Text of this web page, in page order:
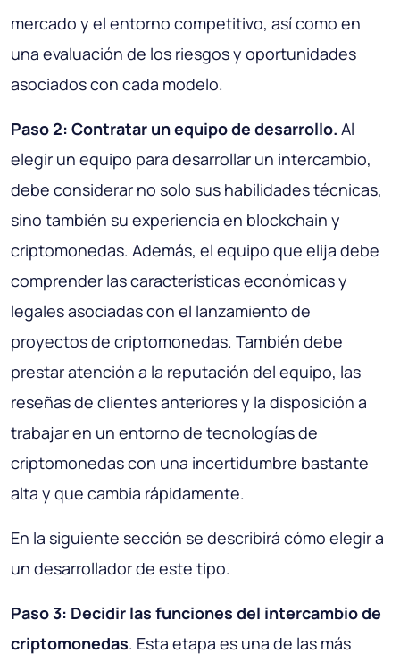
mercado y el entorno competitivo, así como en
una evaluación de los riesgos y oportunidades
asociados con cada modelo.
Paso 2: Contratar un equipo de desarrollo. Al
elegir un equipo para desarrollar un intercambio,
debe considerar no solo sus habilidades técnicas,
sino también su experiencia en blockchain y
criptomonedas. Además, el equipo que elija debe
comprender las características económicas y
legales asociadas con el lanzamiento de
proyectos de criptomonedas. También debe
prestar atención a la reputación del equipo, las
reseñas de clientes anteriores y la disposición a
trabajar en un entorno de tecnologías de
criptomonedas con una incertidumbre bastante
alta y que cambia rápidamente.
En la siguiente sección se describirá cómo elegir a
un desarrollador de este tipo.
Paso 3: Decidir las funciones del intercambio de
criptomonedas. Esta etapa es una de las más